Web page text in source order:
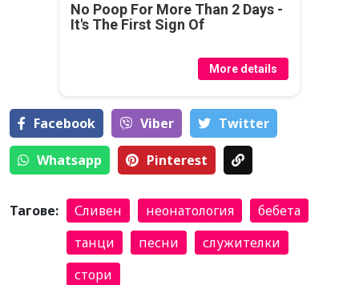
No Poop For More Than 2 Days -
It's The First Sign Of
More details
Facebook Viber Тwitter
Whatsapp Pinterest
Тагове: Сливен неонатология
бебета
танци
песни
служителки
стори